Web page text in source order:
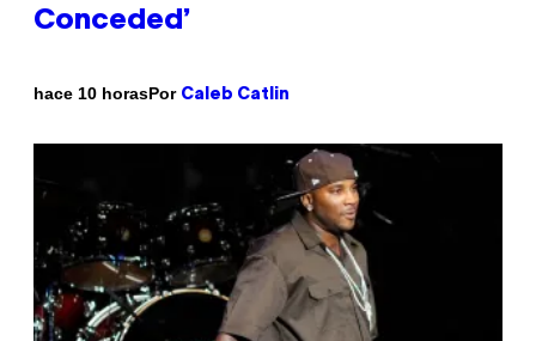
Conceded’
hace 10 horasPor Caleb Catlin